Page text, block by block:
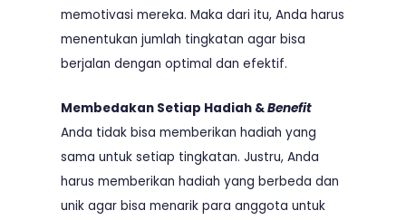
memotivasi mereka. Maka dari itu, Anda harus
menentukan jumlah tingkatan agar bisa
berjalan dengan optimal dan efektif.
Membedakan Setiap Hadiah &Benefit
Anda tidak bisa memberikan hadiah yang
sama untuk setiap tingkatan. Justru, Anda
harus memberikan hadiah yang berbeda dan
unik agar bisa menarik para anggota untuk